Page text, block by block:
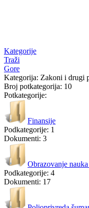
Kategorije
Traži
Gore
Kategorija: Zakoni i drugi
Broj potkategorija: 10
Potkategorije:
Finansije
Podkategorije: 1
Dokumenti: 3
Obrazovanje
Podkategorije: 4
Dokumenti: 17